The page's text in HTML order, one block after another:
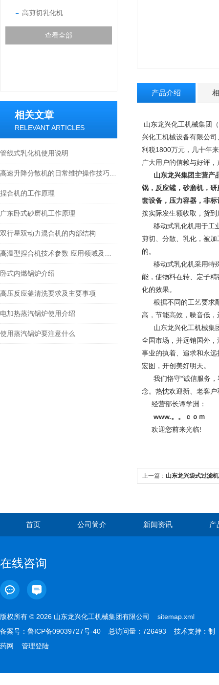
高剪切乳化机
查看全部
相关文章
RELEVANT ARTICLES
管线式乳化机使用说明
捏合机的工作原理
广东卧式砂磨机工作原理
双行星双动力混合机的内部结构
卧式内燃锅炉介绍
高压反应釜清洗要求及主要事项
电加热蒸汽锅炉使用介绍
使用蒸汽锅炉要注意什么
产品介绍
山东龙兴化工机械集团
兴化工机械设备有限公
利税1800万元，几十年
广大用户的信赖与好评
山东龙兴集团主营产
锅，反应罐，砂磨机，
套设备，压力容器，非标
按实际发生额收取，货
移动式乳化机用于工业
剪切、分散、乳化，被
的。
移动式乳化机采用特殊
能，使物料在转、定子
化的效果。
根据不同的工艺要求
高，节能高效，噪音低
山东龙兴化工机械集团
全国市场，并远销国外
事业的执着、追求和永
宏图，开创美好明天。
我们恪守“诚信服务
念。热忱欢迎新、老客
经营部长谭学洲：
www.。。ｃｏｍ
欢迎您前来光临!
上一篇： 山东龙兴袋式过滤
首页 公司简介 新闻资讯 产
在线咨询
版权所有 © 2026 山东龙兴化工机械集团有限公司 sitemap.xml
备案号： 鲁ICP备09039727号-40 总访问量：726493 技术支持： 制
药网
管理登陆